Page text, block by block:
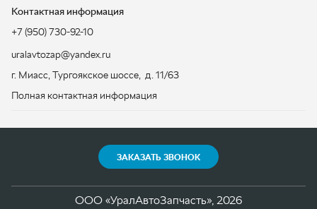
Политика конфиденциальности